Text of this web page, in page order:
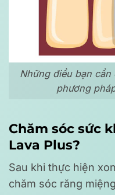
Những điều bạn
phương
Chăm sóc sức
Lava Plus?
Sau khi thực hiện
chăm sóc răng